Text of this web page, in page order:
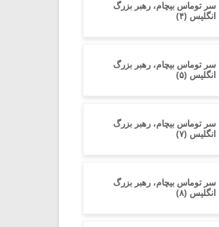
سر توماس بیچام، رهبر بزرگ
انگلیس (۴)
سر توماس بیچام، رهبر بزرگ
انگلیس (۵)
سر توماس بیچام، رهبر بزرگ
انگلیس (۷)
سر توماس بیچام، رهبر بزرگ
انگلیس (۸)